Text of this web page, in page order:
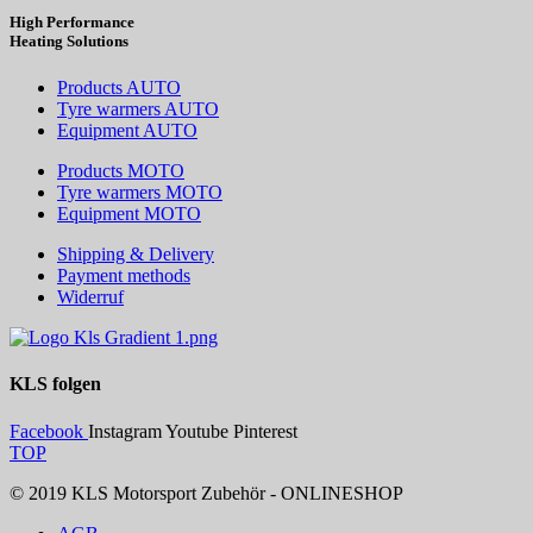
High Performance
Heating Solutions
Products AUTO
Tyre warmers AUTO
Equipment AUTO
Products MOTO
Tyre warmers MOTO
Equipment MOTO
Shipping & Delivery
Payment methods
Widerruf
KLS folgen
Facebook InstagramYoutube Pinterest
TOP
© 2019 KLS Motorsport Zubehör - ONLINESHOP